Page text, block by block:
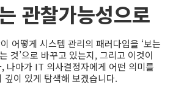
관찰가능성으로
어떻게 시스템 관리의 패러다임을 ‘보는
것’으로 바꾸고 있는지, 그리고 이것이
나아가 IT 의사결정자에게 어떤 의미를
깊이 있게 탐색해 보겠습니다.